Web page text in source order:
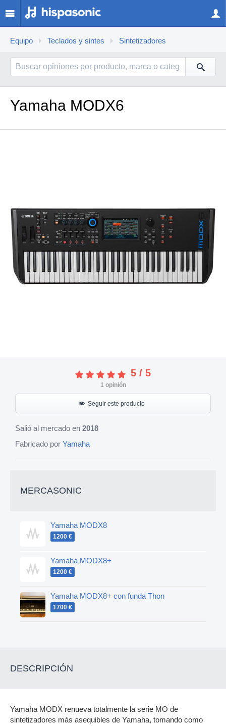
Equipo Teclados y sintes Sintetizadores
Yamaha MODX6
5 / 5
1opinión
Seguir este producto
Salió al mercado en 2018
Fabricado por Yamaha
MERCASONIC
Yamaha MODX8
1200 €
Yamaha MODX8+
1200 €
Yamaha MODX8+ con funda Thon
1700 €
DESCRIPCIÓN
Yamaha MODX renueva totalmente la serie MO de
sintetizadores más asequibles de Yamaha, tomando como